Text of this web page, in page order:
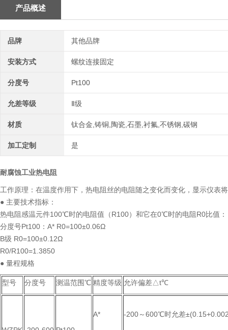
产品概述
品牌 其他品牌
安装方式 螺纹连接固定
分度号 Pt100
允差等级 Ⅱ级
材质 钛合金,铸铜,陶瓷,石墨,衬氟,不锈钢,碳钢
加工定制 是
耐腐蚀工业热电阻
工作原理：在温度作用下，热电阻丝的电阻随之变化而变化，显示仪表
● 主要技术指标：
热电阻感温元件100℃时的电阻值（R100）和它在0℃时的电阻R0比值
分度号Pt100：A* R0=100±0.06Ω
B级 R0=100±0.12Ω
R0/R100=1.3850
● 量程规格
型号 分度号 测温范围℃ 精度等级 允许偏差△t℃
A* -200～600℃时允差